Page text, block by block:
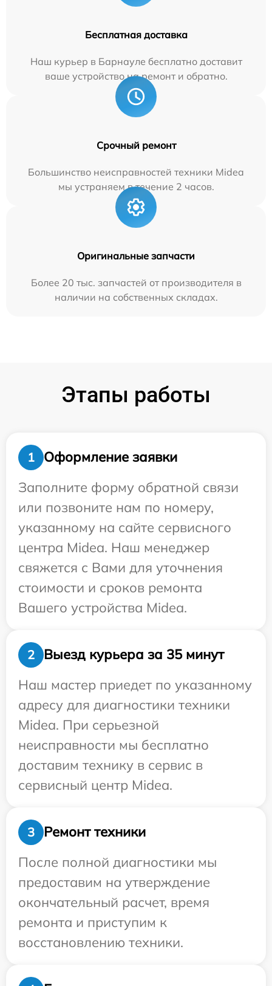
Бесплатная доставка
Наш курьер в Барнауле бесплатно доставит
ваше устройство на ремонт и обратно.
Срочный ремонт
Большинство неисправностей техники Midea
мы устраняем в течение 2 часов.
Оригинальные запчасти
Более 20 тыс. запчастей от производителя в
наличии на собственных складах.
Этапы работы
1
Оформление заявки
Заполните форму обратной связи
или позвоните нам по номеру,
указанному на сайте сервисного
центра Midea. Наш менеджер
свяжется с Вами для уточнения
стоимости и сроков ремонта
Вашего устройства Midea.
2
Выезд курьера за 35 минут
Наш мастер приедет по указанному
адресу для диагностики техники
Midea. При серьезной
неисправности мы бесплатно
доставим технику в сервис в
сервисный центр Midea.
3
Ремонт техники
После полной диагностики мы
предоставим на утверждение
окончательный расчет, время
ремонта и приступим к
восстановлению техники.